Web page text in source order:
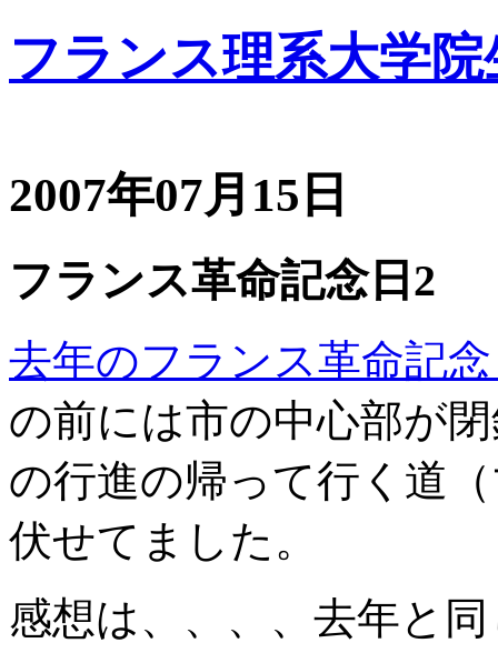
フランス理系大学
2007年07月15日
フランス革命記念日2
去年のフランス革命記
の前には市の中心部が
の行進の帰って行く道
伏せてました。
感想は、、、、去年と